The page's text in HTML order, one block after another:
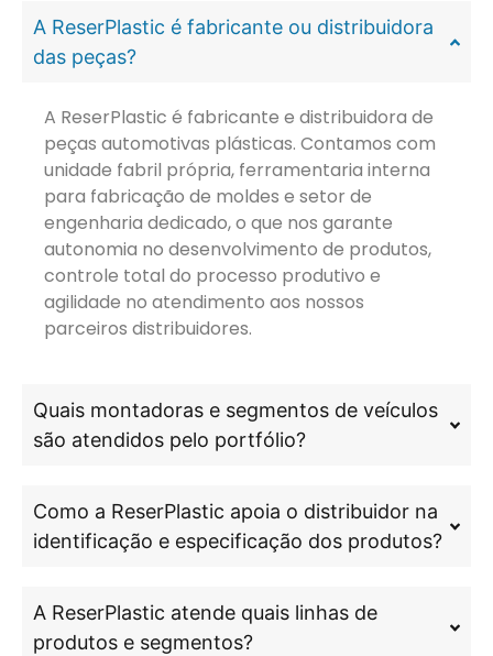
A ReserPlastic é fabricante ou distribuidora
das peças?
A ReserPlastic é fabricante e distribuidora de
peças automotivas plásticas. Contamos com
unidade fabril própria, ferramentaria interna
para fabricação de moldes e setor de
engenharia dedicado, o que nos garante
autonomia no desenvolvimento de produtos,
controle total do processo produtivo e
agilidade no atendimento aos nossos
parceiros distribuidores.
Quais montadoras e segmentos de veículos
são atendidos pelo portfólio?
Como a ReserPlastic apoia o distribuidor na
identificação e especificação dos produtos?
A ReserPlastic atende quais linhas de
produtos e segmentos?